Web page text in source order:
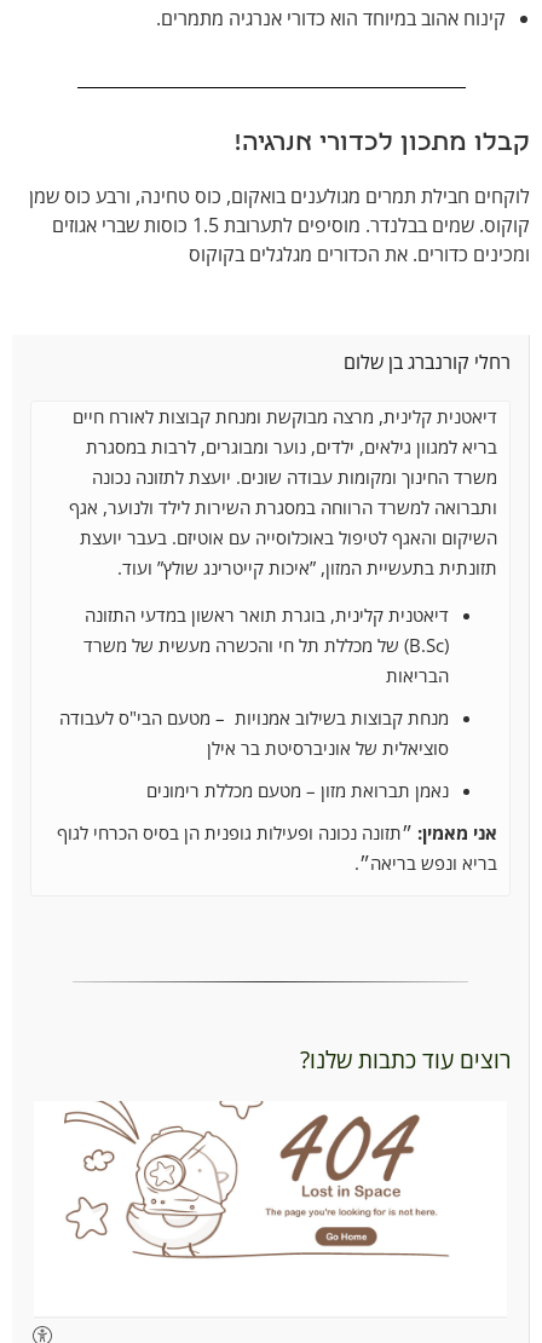
קינוח אהוב במיוחד הוא כדורי אנרגיה מתמרים.
קבלו מתכון לכדורי אנרגיה!
לוקחים חבילת תמרים מגולענים בואקום, כוס טחינה, ורבע כוס שמן
קוקוס. שמים בבלנדר. מוסיפים לתערובת 1.5 כוסות שברי אגוזים
ומכינים כדורים. את הכדורים מגלגלים בקוקוס
רחלי קורנברג בן שלום
דיאטנית קלינית, מרצה מבוקשת ומנחת קבוצות לאורח חיים
בריא למגוון גילאים, ילדים, נוער ומבוגרים, לרבות במסגרת
משרד החינוך ומקומות עבודה שונים. יועצת לתזונה נכונה
ותברואה למשרד הרווחה במסגרת השירות לילד ולנוער, אגף
השיקום והאגף לטיפול באוכלוסייה עם אוטיזם. בעבר יועצת
תזונתית בתעשיית המזון, ”איכות קייטרינג שולץ” ועוד.
דיאטנית קלינית, בוגרת תואר ראשון במדעי התזונה
(B.Sc) של מכללת תל חי והכשרה מעשית של משרד
הבריאות
מנחת קבוצות בשילוב אמנויות – מטעם הבי"ס לעבודה
סוציאלית של אוניברסיטת בר אילן
נאמן תברואת מזון – מטעם מכללת רימונים
אני מאמין: ״תזונה נכונה ופעילות גופנית הן בסיס הכרחי לגוף
בריא ונפש בריאה״.
רוצים עוד כתבות שלנו?